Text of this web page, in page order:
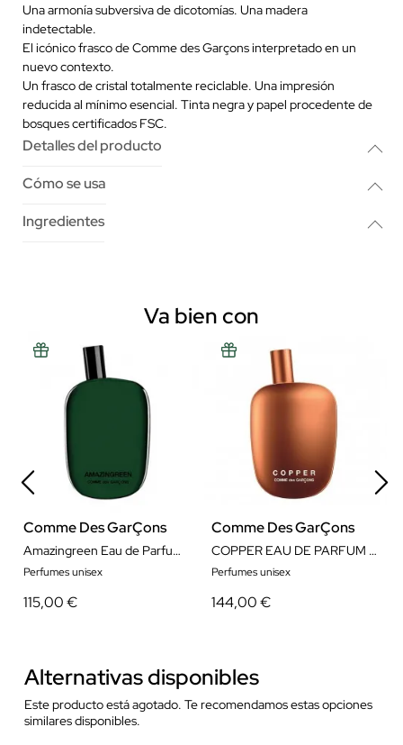
Una armonía subversiva de dicotomías. Una madera
indetectable.
El icónico frasco de Comme des Garçons interpretado en un
nuevo contexto.
Un frasco de cristal totalmente reciclable. Una impresión
reducida al mínimo esencial. Tinta negra y papel procedente de
bosques certificados FSC.
Detalles del producto
Cómo se usa
Ingredientes
Va bien con
Comme Des GarÇons
Amazingreen Eau de Parfum 100 ml
Perfumes unisex
115,00 €
Comme Des GarÇons
COPPER EAU DE PARFUM 100ML
Perfumes unisex
144,00 €
Alternativas disponibles
Este producto está agotado. Te recomendamos estas opciones
similares disponibles.